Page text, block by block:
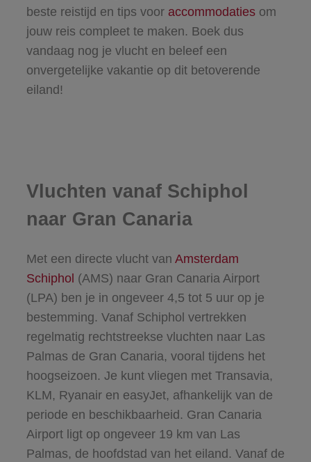
beste reistijd en tips voor accommodatiesom
jouw reis compleet te maken. Boek dus
vandaag nog je vlucht en beleef een
onvergetelijke vakantie op dit betoverende
eiland!
Vluchten vanaf Schiphol
naar Gran Canaria
Met een directe vlucht van Amsterdam
Schiphol (AMS) naar Gran Canaria Airport
(LPA) ben je in ongeveer 4,5 tot 5 uur op je
bestemming. Vanaf Schiphol vertrekken
regelmatig rechtstreekse vluchten naar Las
Palmas de Gran Canaria, vooral tijdens het
hoogseizoen. Je kunt vliegen met Transavia,
KLM, Ryanair en easyJet, afhankelijk van de
periode en beschikbaarheid. Gran Canaria
Airport ligt op ongeveer 19 km van Las
Palmas, de hoofdstad van het eiland. Vanaf de